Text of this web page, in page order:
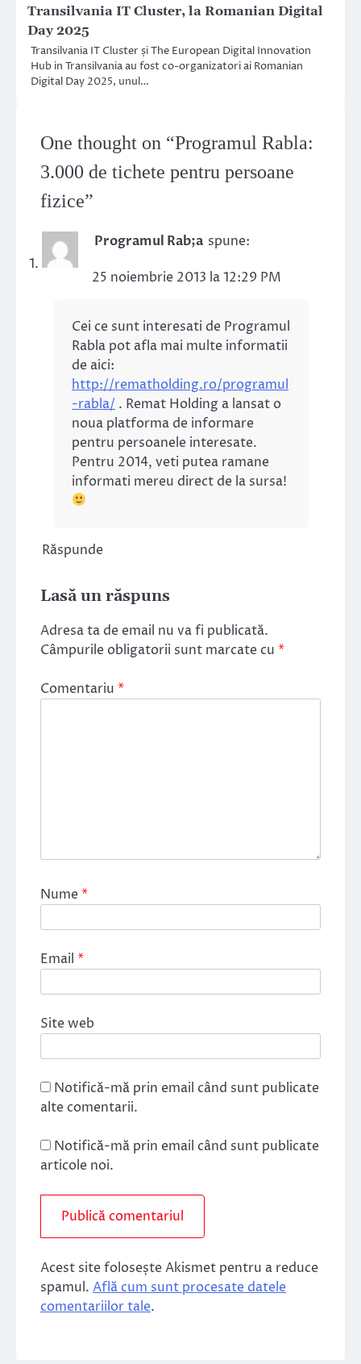
Transilvania IT Cluster, la Romanian Digital
Day 2025
Transilvania IT Cluster și The European Digital Innovation
Hub in Transilvania au fost co-organizatori ai Romanian
Digital Day 2025, unul…
One thought on “Programul Rabla:
3.000 de tichete pentru persoane
fizice”
Programul Rab;a spune:
25 noiembrie 2013 la 12:29 PM
Cei ce sunt interesati de Programul
Rabla pot afla mai multe informatii
de aici:
http://rematholding.ro/programul
-rabla/ . Remat Holding a lansat o
noua platforma de informare
pentru persoanele interesate.
Pentru 2014, veti putea ramane
informati mereu direct de la sursa!
Răspunde
Lasă un răspuns
Adresa ta de email nu va fi publicată.
Câmpurile obligatorii sunt marcate cu *
Comentariu *
Nume*
Email *
Site web
Notifică-mă prin email când sunt publicate
alte comentarii.
Notifică-mă prin email când sunt publicate
articole noi.
Acest site folosește Akismet pentru a reduce
spamul. Află cum sunt procesate datele
comentariilor tale.